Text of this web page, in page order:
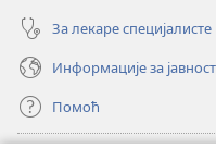
За лекаре специјалисте
Информације за јавност
Помоћ